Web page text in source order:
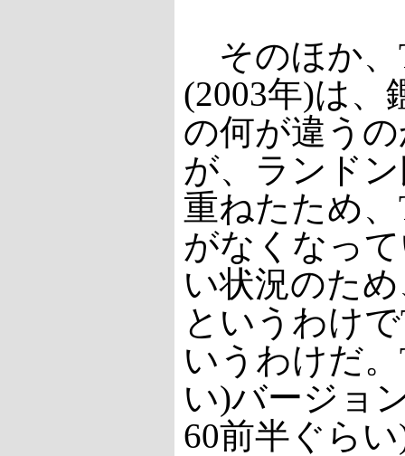
そのほか、
(2003年)は、
の何が違う
が、ランド
重ねたため
がなくなっ
い状況のた
というわけ
いうわけだ
い)バージョ
60前半ぐら